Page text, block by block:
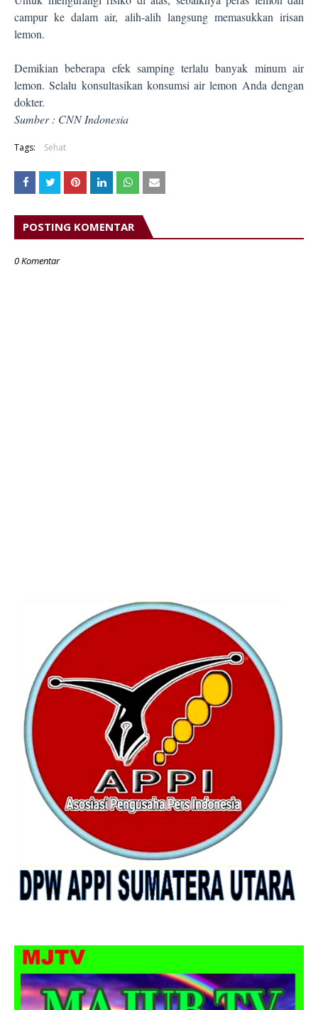
campur ke dalam air, alih-alih langsung memasukkan irisan
lemon.
Demikian beberapa efek samping terlalu banyak minum air
lemon. Selalu konsultasikan konsumsi air lemon Anda dengan
dokter.
Sumber : CNN Indonesia
Tags: Sehat
POSTING KOMENTAR
0 Komentar